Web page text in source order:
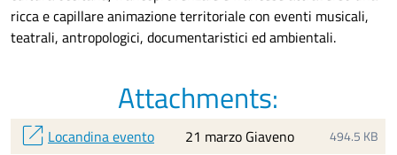
ricca e capillareanimazioneterritoriale con eventi musicali,
teatrali, antropologici, documentaristici ed ambientali.
Attachments:
open_in_new Locandina evento 21 marzo Giaveno 494.5 KB